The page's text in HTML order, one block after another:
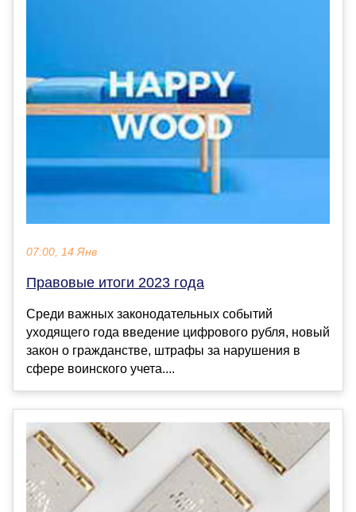
07:00, 14 Янв
Правовые итоги 2023 года
Среди важных законодательных событий
уходящего года введение цифрового рубля, новый
закон о гражданстве, штрафы за нарушения в
сфере воинского учета....